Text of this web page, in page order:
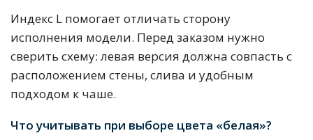
Индекс L помогает отличать сторону
исполнения модели. Перед заказом нужно
сверить схему: левая версия должна совпасть с
расположением стены, слива и удобным
подходом к чаше.
Что учитывать при выборе цвета «белая»?